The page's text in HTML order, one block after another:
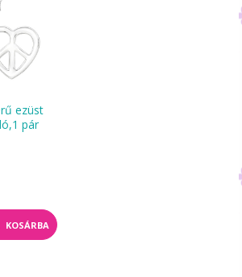
ezüst
pár
KOSÁRBA